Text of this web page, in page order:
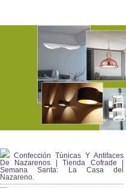
Confección Túnicas Y Antifaces
De Nazarenos | Tienda Cofrade |
Semana Santa: La Casa del
Nazareno.